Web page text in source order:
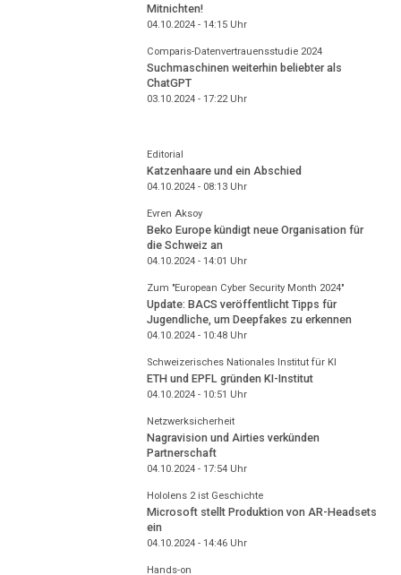
Mitnichten!
04.10.2024 - 14:15Uhr
Comparis-Datenvertrauensstudie 2024
Suchmaschinen weiterhin beliebter als
ChatGPT
03.10.2024 - 17:22Uhr
Editorial
Katzenhaare und ein Abschied
04.10.2024 - 08:13Uhr
Evren Aksoy
Beko Europe kündigt neue Organisation für
die Schweiz an
04.10.2024 - 14:01 Uhr
Zum "European Cyber Security Month 2024"
Update: BACS veröffentlicht Tipps für
Jugendliche, um Deepfakes zu erkennen
04.10.2024 - 10:48Uhr
Schweizerisches Nationales Institut für KI
ETH und EPFL gründen KI-Institut
04.10.2024 - 10:51 Uhr
Netzwerksicherheit
Nagravision und Airties verkünden
Partnerschaft
04.10.2024 - 17:54Uhr
Hololens 2 ist Geschichte
Microsoft stellt Produktion von AR-Headsets
ein
04.10.2024 - 14:46Uhr
Hands-on